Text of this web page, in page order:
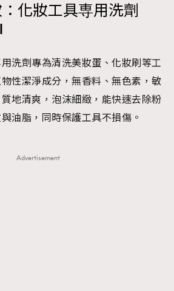
化妝工具専用洗劑
洗劑專為清洗美妝蛋、化妝刷等工
性潔淨成分，無香料、無色素，敏
地清爽，泡沫細緻，能快速去除粉
油脂，同時保護工具不損傷。
Advertisement